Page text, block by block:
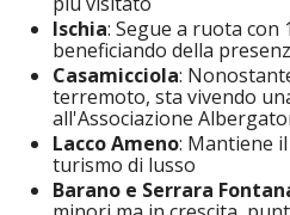
Ischia: Segue a ruota
beneficiando della
Casamicciola:
terremoto, sta vivendo
all'Associazione
Lacco Ameno: Mantiene
turismo di lusso
Barano e Serrara